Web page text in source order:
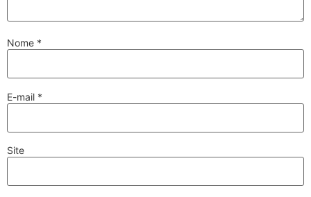
Nome *
E-mail *
Site